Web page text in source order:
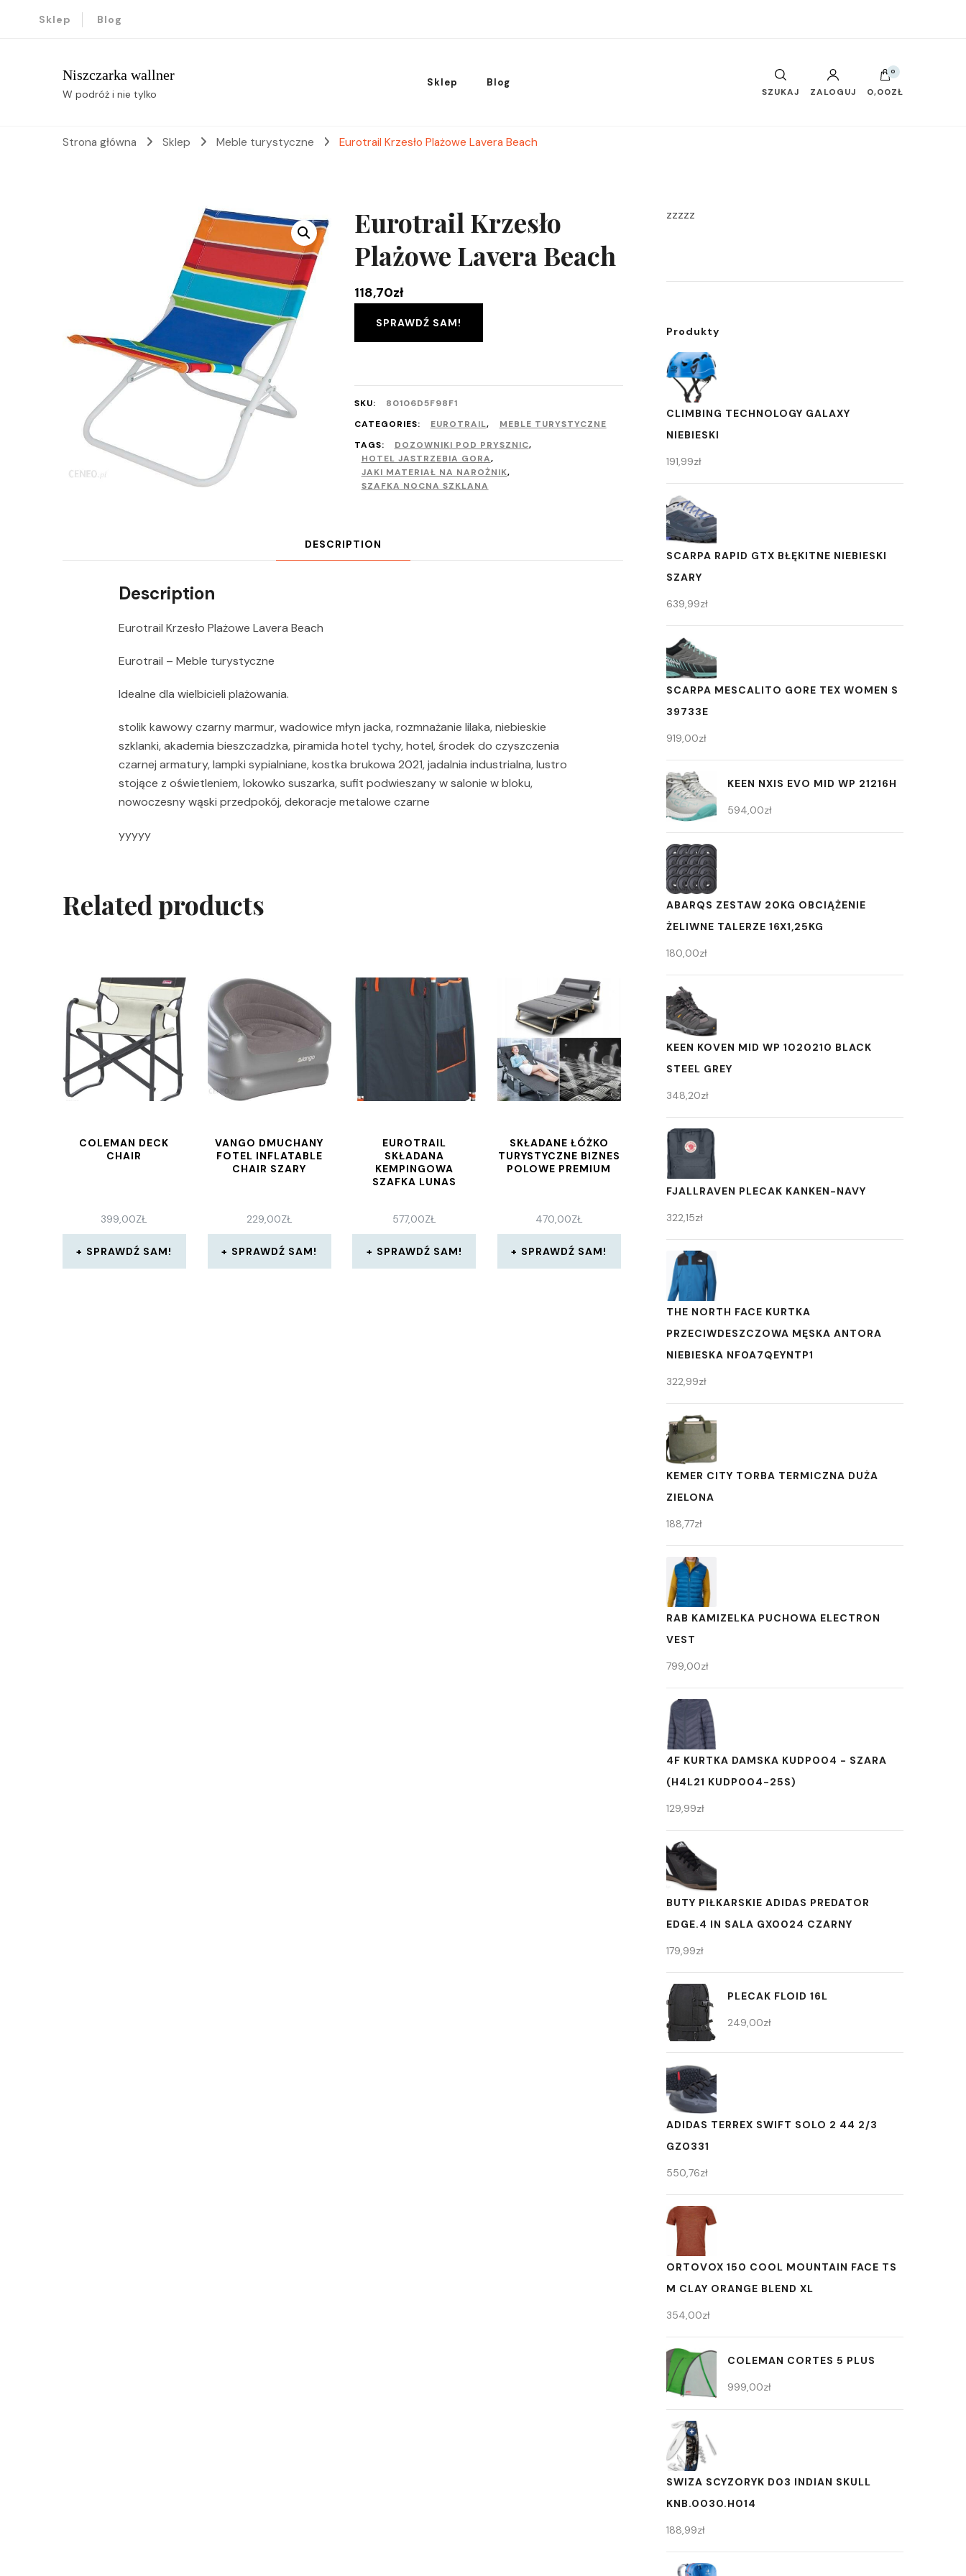
Sklep Blog
Niszczarka wallner
W podróż i nie tylko
Sklep Blog
SZUKAJ ZALOGUJ
0
0,00ZŁ
Strona główna Sklep Meble turystyczne Eurotrail Krzesło Plażowe Lavera Beach
Eurotrail Krzesło
Plażowe Lavera Beach
118,70zł
SPRAWDŹ SAM!
SKU:
80106D5F98F1
CATEGORIES:
EUROTRAIL,
MEBLE TURYSTYCZNE
TAGS:
DOZOWNIKI POD PRYSZNIC,
HOTEL JASTRZEBIA GORA,
JAKI MATERIAŁ NA NAROŻNIK,
SZAFKA NOCNA SZKLANA
DESCRIPTION
Description
Eurotrail Krzesło Plażowe Lavera Beach
Eurotrail – Meble turystyczne
Idealne dla wielbicieli plażowania.
stolik kawowy czarny marmur, wadowice młyn jacka, rozmnażanie lilaka, niebieskie
szklanki, akademia bieszczadzka, piramida hotel tychy, hotel, środek do czyszczenia
czarnej armatury, lampki sypialniane, kostka brukowa 2021, jadalnia industrialna, lustro
stojące z oświetleniem, lokowko suszarka, sufit podwieszany w salonie w bloku,
nowoczesny wąski przedpokój, dekoracje metalowe czarne
yyyyy
Related products
COLEMAN DECK
CHAIR
399,00ZŁ
SPRAWDŹ SAM!
VANGO DMUCHANY
FOTEL INFLATABLE
CHAIR SZARY
229,00ZŁ
SPRAWDŹ SAM!
EUROTRAIL
SKŁADANA
KEMPINGOWA
SZAFKA LUNAS
577,00ZŁ
SPRAWDŹ SAM!
SKŁADANE ŁÓŻKO
TURYSTYCZNE BIZNES
POLOWE PREMIUM
470,00ZŁ
SPRAWDŹ SAM!
zzzzz
Produkty
CLIMBING TECHNOLOGY GALAXY
NIEBIESKI
191,99zł
SCARPA RAPID GTX BŁĘKITNE NIEBIESKI
SZARY
639,99zł
SCARPA MESCALITO GORE TEX WOMEN S
39733E
919,00zł
KEEN NXIS EVO MID WP 21216H
594,00zł
ABARQS ZESTAW 20KG OBCIĄŻENIE
ŻELIWNE TALERZE 16X1,25KG
180,00zł
KEEN KOVEN MID WP 1020210 BLACK
STEEL GREY
348,20zł
FJALLRAVEN PLECAK KANKEN-NAVY
322,15zł
THE NORTH FACE KURTKA
PRZECIWDESZCZOWA MĘSKA ANTORA
NIEBIESKA NF0A7QEYNTP1
322,99zł
KEMER CITY TORBA TERMICZNA DUŻA
ZIELONA
188,77zł
RAB KAMIZELKA PUCHOWA ELECTRON
VEST
799,00zł
4F KURTKA DAMSKA KUDP004 - SZARA
(H4L21 KUDP004-25S)
129,99zł
BUTY PIŁKARSKIE ADIDAS PREDATOR
EDGE.4 IN SALA GX0024 CZARNY
179,99zł
PLECAK FLOID 16L
249,00zł
ADIDAS TERREX SWIFT SOLO 2 44 2/3
GZ0331
550,76zł
ORTOVOX 150 COOL MOUNTAIN FACE TS
M CLAY ORANGE BLEND XL
354,00zł
COLEMAN CORTES 5 PLUS
999,00zł
SWIZA SCYZORYK D03 INDIAN SKULL
KNB.0030.H014
188,99zł